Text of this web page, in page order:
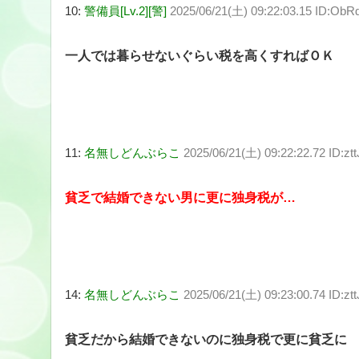
10: 警備員[Lv.2][警] 2025/06/21(土) 09:22:03.15
一人では暮らせないぐらい税を高くすればＯＫ
11: 名無しどんぶらこ 2025/06/21(土) 09:22:22.72
貧乏で結婚できない男に更に独身税が…
14: 名無しどんぶらこ 2025/06/21(土) 09:23:00.74
貧乏だから結婚できないのに独身税で更に貧乏に